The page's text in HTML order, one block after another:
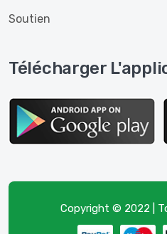
Soutien
Télécharger
Copyright © 2022 |